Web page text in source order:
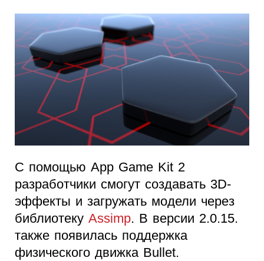
С помощью App Game Kit 2
разработчики смогут создавать 3D-
эффекты и загружать модели через
библиотеку Assimp. В версии 2.0.15.
также появилась поддержка
физического движка Bullet.